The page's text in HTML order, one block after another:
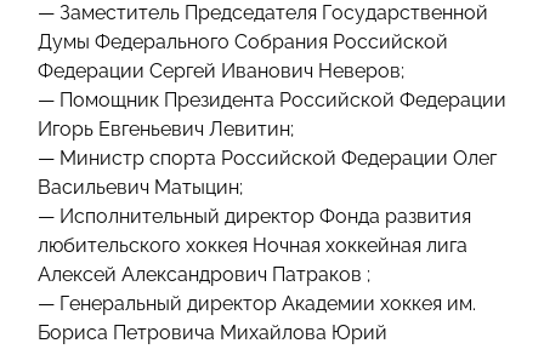
— Заместитель Председателя Государственной
Думы Федерального Собрания Российской
Федерации Сергей Иванович Неверов;
— Помощник Президента Российской Федерации
Игорь Евгеньевич Левитин;
— Министр спорта Российской Федерации Олег
Васильевич Матыцин;
— Исполнительный директор Фонда развития
любительского хоккея Ночная хоккейная лига
Алексей Александрович Патраков ;
— Генеральный директор Академии хоккея им.
Бориса Петровича Михайлова Юрий